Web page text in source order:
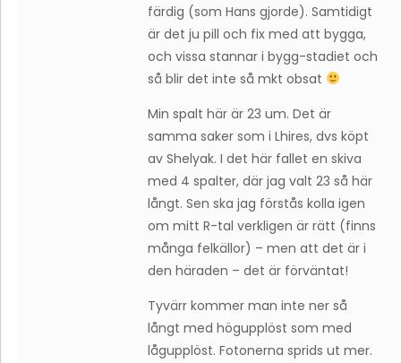
färdig (som Hans gjorde). Samtidigt
är det ju pill och fix med att bygga,
och vissa stannar i bygg-stadiet och
så blir det inte så mkt obsat
Min spalt här är 23 um. Det är
samma saker som i Lhires, dvs köpt
av Shelyak. I det här fallet en skiva
med 4 spalter, där jag valt 23 så här
långt. Sen ska jag förstås kolla igen
om mitt R-tal verkligen är rätt (finns
många felkällor) – men att det är i
den häraden – det är förväntat!
Tyvärr kommer man inte ner så
långt med högupplöst som med
lågupplöst. Fotonerna sprids ut mer.